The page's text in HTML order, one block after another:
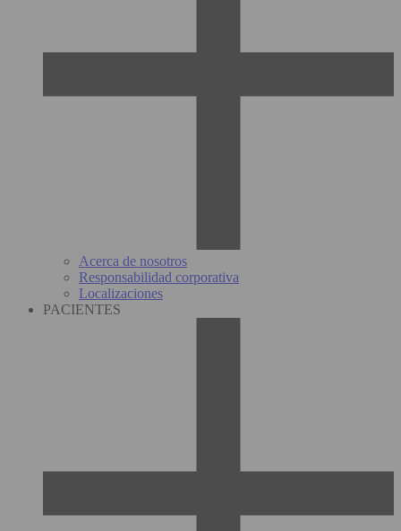
Acerca de nosotros
Responsabilidad corporativa
Localizaciones
PACIENTES